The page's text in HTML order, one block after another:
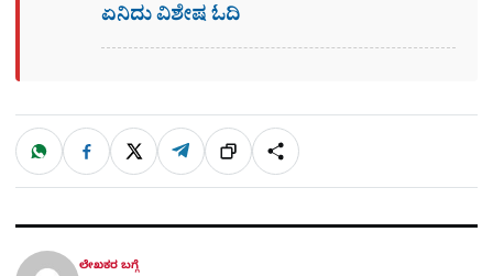
ಏನಿದು ವಿಶೇಷ ಓದಿ
ಹಂಚಿಕೊಳ್ಳಿ
W
a
t
p
F
c
e
o
X T
l
e
a
ಲಿಂ
ಕ್
S
h
a
ಲೇಖಕರ ಬಗ್ಗೆ